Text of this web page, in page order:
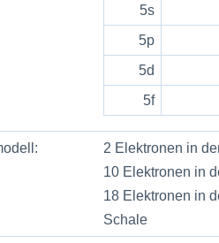
5s
5p
5d
5f
2 Elektronen in
10 Elektronen in
18 Elektronen in
Schale